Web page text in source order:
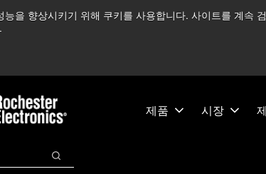
능을 향상시키기 위해 쿠키를 사용합니다. 사이트를 계속
중동 지역 상황을 지속적으로 주시
제품 시장
검색